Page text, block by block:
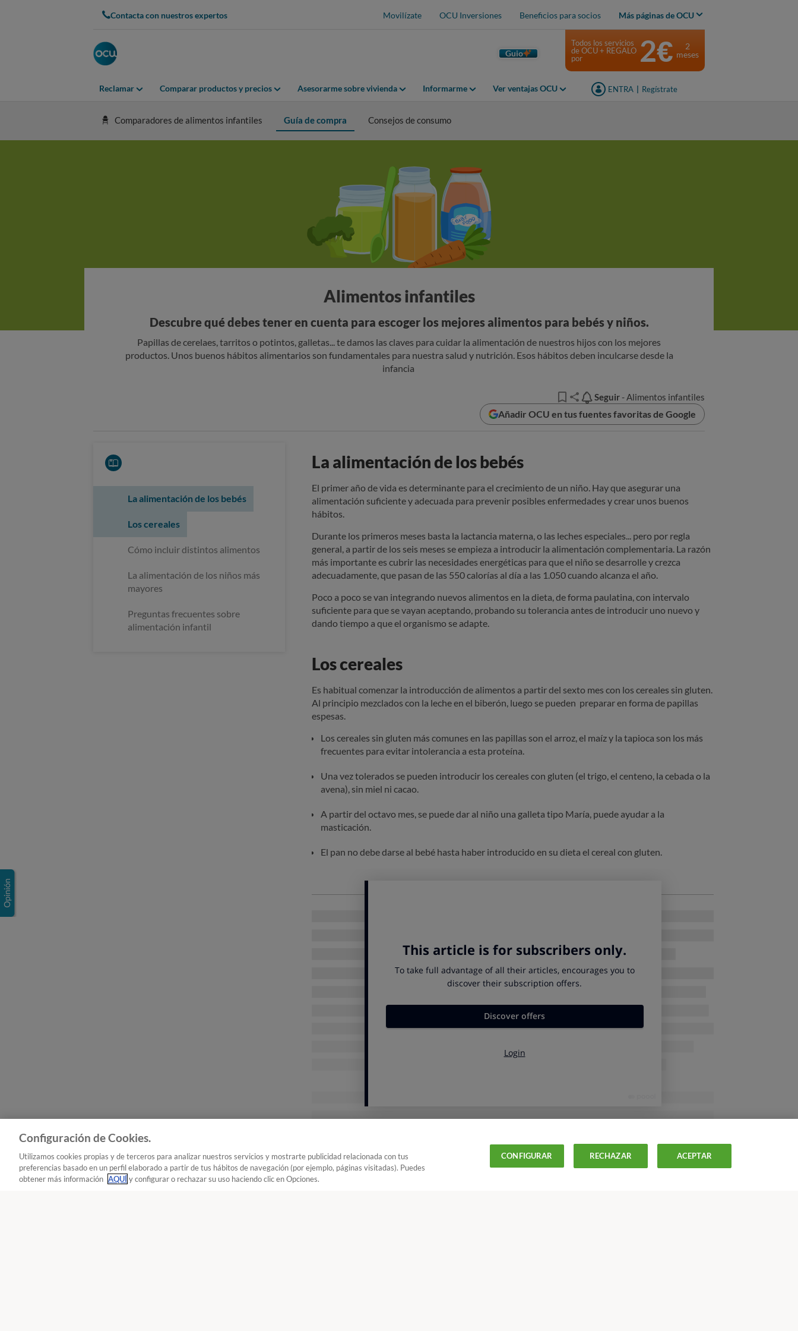
Contacta con nuestros expertos Movilízate OCU Inversiones Beneficios para socios Más páginas de OCU
Guio
Reclamar Comparar productos y precios Asesorarme sobre vivienda Informarme Ver ventajas OCU ENTRA Regístrate
Todos los servicios
de OCU + REGALO
por
2€
2
meses
Comparadores de alimentos infantiles Guía de compra Consejos de consumo
Alimentos infantiles
Descubre qué debes tener en cuenta para escoger los mejores alimentos para bebés y niños.
Papillas de cerelaes, tarritos o potintos, galletas... te damos las claves para cuidar la alimentación de nuestros hijos con los mejores
productos. Unos buenos hábitos alimentarios son fundamentales para nuestra salud y nutrición. Esos hábitos deben inculcarse desde la
infancia
Seguir
Seguir - Alimentos infantiles
Añadir OCU en tus fuentes favoritas de Google
La alimentación de los bebés
Los cereales
Cómo incluir distintos alimentos
La alimentación de los niños más
mayores
Preguntas frecuentes sobre
alimentación infantil
La alimentación de los bebés
El primer año de vida es determinante para el crecimiento de un niño. Hay que asegurar una
alimentación suficiente y adecuada para prevenir posibles enfermedades y crear unos buenos
hábitos.
Durante los primeros meses basta la lactancia materna, o las leches especiales... pero por regla
general, a partir de los seis meses se empieza a introducir la alimentación complementaria. La razón
más importante es cubrir las necesidades energéticas para que el niño se desarrolle y crezca
adecuadamente, que pasan de las 550 calorías al día a las 1.050 cuando alcanza el año.
Poco a poco se van integrando nuevos alimentos en la dieta, de forma paulatina, con intervalo
suficiente para que se vayan aceptando, probando su tolerancia antes de introducir uno nuevo y
dando tiempo a que el organismo se adapte.
Los cereales
Es habitual comenzar la introducción de alimentos a partir del sexto mes con los cereales sin gluten.
Al principio mezclados con la leche en el biberón, luego se pueden preparar en forma de papillas
espesas.
Los cereales sin gluten más comunes en las papillas son el arroz, el maíz y la tapioca son los más
frecuentes para evitar intolerancia a esta proteína.
Una vez tolerados se pueden introducir los cereales con gluten (el trigo, el centeno, la cebada o la
avena), sin miel ni cacao.
A partir del octavo mes, se puede dar al niño una galleta tipo María, puede ayudar a la
masticación.
El pan no debe darse al bebé hasta haber introducido en su dieta el cereal con gluten.
Con nuestra guía de compra, centrada en las papillas
multicereales, sabrás en qué debes fijarte y cómo
acertar cuando tengas que elegir entre distintos tipos
y marcas.
LEE MÁS
fibra.
Se debe tomar en forma de pure, inicialmente
Configuración de Cookies.
Utilizamos cookies propias y de terceros para analizar nuestros servicios y mostrarte publicidad relacionada con tus
preferencias basado en un perfil elaborado a partir de tus hábitos de navegación (por ejemplo, páginas visitadas). Puedes
obtener más información AQUÍy configurar o rechazar su uso haciendo clic en Opciones.
CONFIGURAR RECHAZAR ACEPTAR